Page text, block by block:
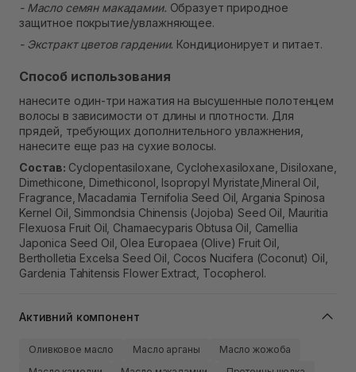
- Масло семян макадамии. Образует природное
защитное покрытие/увлажняющее.
- Экстракт цветов гардении. Кондиционирует и питает.
Способ использования
нанесите один-три нажатия на высушенные полотенцем
волосы в зависимости от длины и плотности. Для
прядей, требующих дополнительного увлажнения,
нанесите еще раз на сухие волосы.
Состав: Cyclopentasiloxane, Cyclohexasiloxane, Disiloxane,
Dimethicone, Dimethiconol, Isopropyl Myristate,Mineral Oil,
Fragrance, Macadamia Ternifolia Seed Oil, Argania Spinosa
Kernel Oil, Simmondsia Chinensis (Jojoba) Seed Oil, Mauritia
Flexuosa Fruit Oil, Chamaecyparis Obtusa Oil, Camellia
Japonica Seed Oil, Olea Europaea (Olive) Fruit Oil,
Bertholletia Excelsa Seed Oil, Cocos Nucifera (Coconut) Oil,
Gardenia Tahitensis Flower Extract, Tocopherol.
Активний компонент
Оливковое масло Масло арганы
Масло жожоба